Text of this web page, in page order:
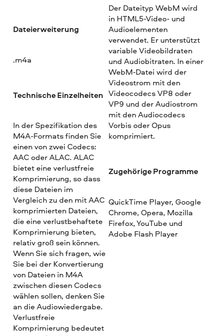
Dateierweiterung
.m4a
Technische Einzelheiten
In der Spezifikation des
M4A-Formats finden Sie
einen von zwei Codecs:
AAC oder ALAC. ALAC
bietet eine verlustfreie
Komprimierung, so dass
diese Dateien im
Vergleich zu den mit AAC
komprimierten Dateien,
die eine verlustbehaftete
Komprimierung bieten,
relativ groß sein können.
Wenn Sie sich fragen, wie
Sie bei der Konvertierung
von Dateien in M4A
zwischen diesen Codecs
wählen sollen, denken Sie
an die Audiowiedergabe.
Verlustfreie
Komprimierung bedeutet
Der Dateityp WebM wird
in HTML5-Video- und
Audioelementen
verwendet. Er unterstützt
variable Videobildraten
und Audiobitraten. In einer
WebM-Datei wird der
Videostrom mit den
Videocodecs VP8 oder
VP9 und der Audiostrom
mit den Audiocodecs
Vorbis oder Opus
komprimiert.
Zugehörige Programme
QuickTime Player, Google
Chrome, Opera, Mozilla
Firefox, YouTube und
Adobe Flash Player